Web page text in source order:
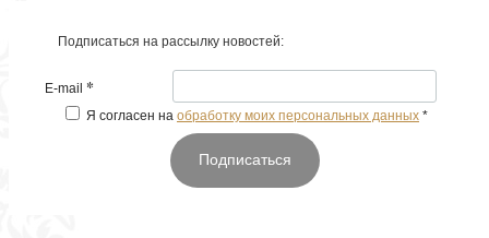
Подписаться на рассылку новостей:
E-mail *
Я согласен на обработку моих персональных данных *
Подписаться